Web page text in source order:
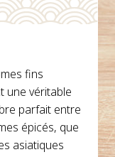
fins
une véritable
parfait entre
épicés, que
asiatiques